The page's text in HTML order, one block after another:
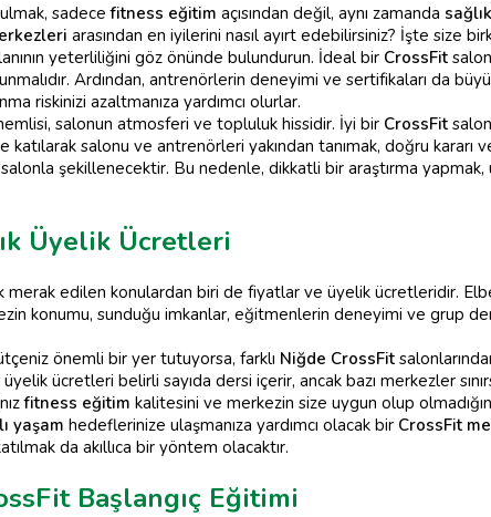
sadecefitness eğitim açısından değil, aynı zamanda
arasından en iyilerini nasıl ayırt edebilirsiniz? İşte size
yeterliliğini göz önünde bulundurun. İdeal bir CrossFit
Ardından, antrenörlerin deneyimi ve sertifikaları da
riskinizi azaltmanıza yardımcı olurlar.
salonun atmosferi ve topluluk hissidir. İyi bir CrossFit
salonu ve antrenörleri yakından tanımak, doğru kararı
şekillenecektir. Bu nedenle, dikkatli bir araştırma yapmak,
Üyelik Ücretleri
merak edilen konulardan biri de fiyatlar ve üyelik ücretleridir.
konumu, sunduğu imkanlar, eğitmenlerin deneyimi ve grup
önemli bir yer tutuyorsa, farklı Niğde CrossFit
ücretleri belirli sayıda dersi içerir, ancak bazı merkezler
fitness eğitim kalitesini ve merkezin size uygun olup
yaşam hedeflerinize ulaşmanıza yardımcı olacak bir CrossFit
da akıllıca bir yöntem olacaktır.
Başlangıç Eğitimi